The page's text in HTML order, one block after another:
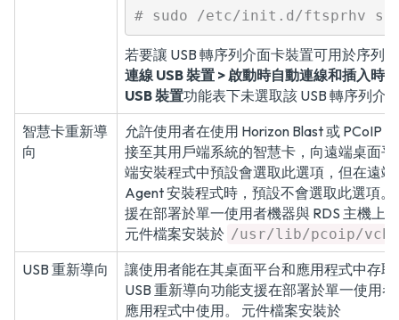
# sudo /etc/init.d/ftsprhv
若要讓 USB 轉序列介面卡裝置可用於序列
連線 USB 裝置 > 啟動時自動連線和插入時
USB 裝置功能表下未選取該 USB 轉序列介
智慧卡重新導
向
允許使用者在使用 Horizon Blast 或 PCoIP
接至其用戶端系統的智慧卡，向遠端桌面
端安裝程式中預設會選取此選項，但在遠
Agent 安裝程式時，預設不會選取此選項
援在部署於單一使用者機器與 RDS 主機上
元件檔案安裝於 /usr/lib/pcoip/
USB 重新導向
讓使用者能在其桌面平台和應用程式中存取
USB 重新導向功能支援在部署於單一使用
應用程式中使用。 元件檔案安裝於